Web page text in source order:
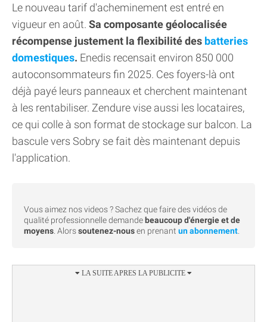
Le nouveau tarif d'acheminement est entré en
vigueur en août. Sa composante géolocalisée
récompense justement la flexibilité des batteries
domestiques. Enedis recensait environ 850 000
autoconsommateurs fin 2025. Ces foyers-là ont
déjà payé leurs panneaux et cherchent maintenant
à les rentabiliser. Zendure vise aussi les locataires,
ce qui colle à son format de stockage sur balcon. La
bascule vers Sobry se fait dès maintenant depuis
l'application.
Vous aimez nos videos ? Sachez que faire des vidéos de
qualité professionnelle demande beaucoup d'énergie et de
moyens . Alorssoutenez-nousen prenant un abonnement